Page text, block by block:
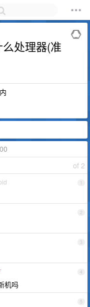
处理器(准
of 2
1
2
3
4
机吗
5